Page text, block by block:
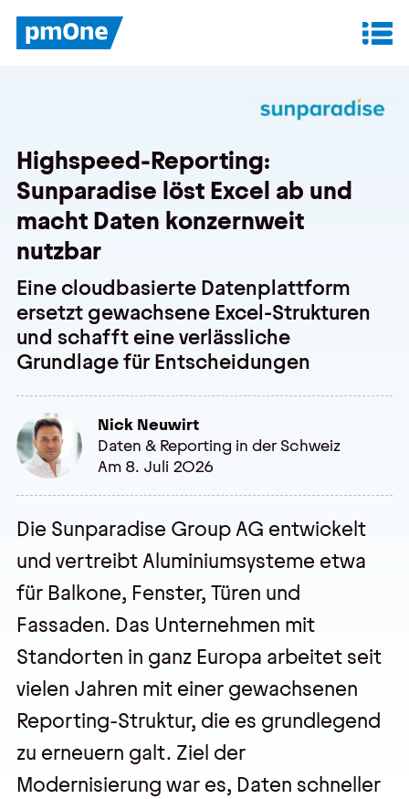
Highspeed-Reporting:
Sunparadise löst Excel ab und
macht Daten konzernweit
nutzbar
Eine cloudbasierte Datenplattform
ersetzt gewachsene Excel-Strukturen
und schafft eine verlässliche
Grundlage für Entscheidungen
Nick Neuwirt
Daten & Reporting in der Schweiz
Am 8. Juli 2026
Die Sunparadise Group AG entwickelt
und vertreibt Aluminiumsysteme etwa
für Balkone, Fenster, Türen und
Fassaden. Das Unternehmen mit
Standorten in ganz Europa arbeitet seit
vielen Jahren mit einer gewachsenen
Reporting-Struktur, die es grundlegend
zu erneuern galt. Ziel der
Modernisierung war es, Daten schneller
Unser Angebot
Datenanalyse & Reporting
Finanzplanung & Controlling
IT-Betrieb & Support
Insights
Anwenderberichte
Whitepaper
Blog
Veranstaltungen
Webseminare
Events
Über uns
Wir sind pmOne
Partner & Technologie
Jobs & Karriere